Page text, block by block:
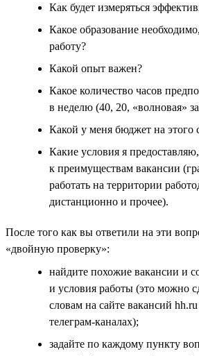
Как будет измеряться
Какое образование
работу?
Какой опыт важен?
Какое количество часов
в неделю (40, 20, «волновая»
Какой у меня бюджет на этого
Какие условия я
к преимуществам вакансии
работать на территории
дистанционно и прочее).
После того как вы ответили на эти
«двойную проверку»:
найдите похожие вакансии и
и условия работы (это можно
словам на сайте вакансий
телеграм-каналах);
задайте по каждому пункту